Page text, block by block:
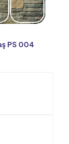
PS 004